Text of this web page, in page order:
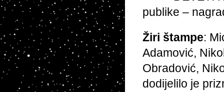
publike –
Žiri štampe:
Adamović,
Obradović,
dodijelilo je